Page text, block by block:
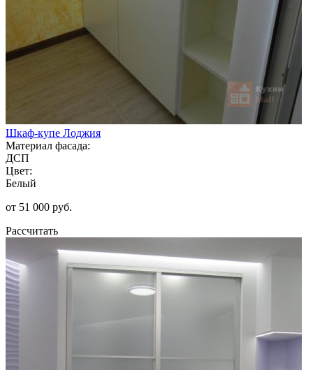
Шкаф-купе Лоджия
Материал фасада:
ДСП
Цвет:
Белый
от 51 000 руб.
Рассчитать